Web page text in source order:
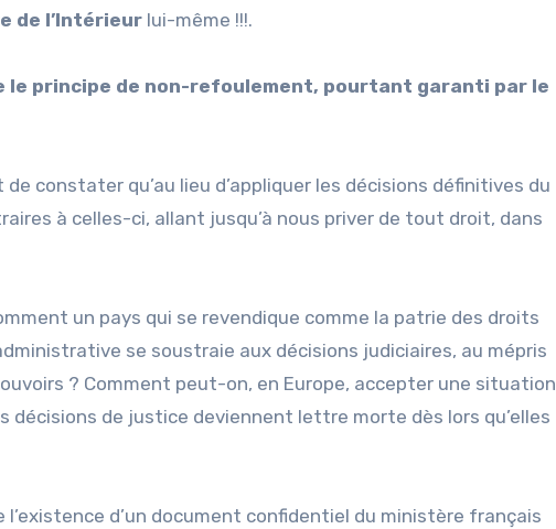
de l’Intérieur lui-même !!!.
le principe de non-refoulement, pourtant garanti par le
constater qu’au lieu d’appliquer les décisions définitives du
à celles-ci, allant jusqu’à nous priver de tout droit, dans
un pays qui se revendique comme la patrie des droits
se soustraie aux décisions judiciaires, au mépris
? Comment peut-on, en Europe, accepter une situation
décisions de justice deviennent lettre morte dès lors qu’elles
l’existence d’un document confidentiel du ministère français